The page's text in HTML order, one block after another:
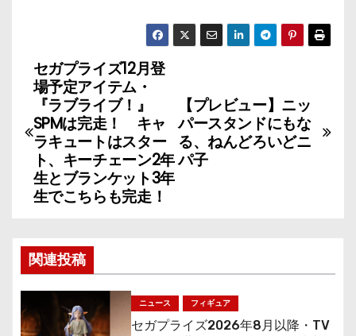
投
稿
ナ
ビ
ゲ
ー
シ
ョ
【プレビュー】ニッ
パースタンドにもな
る、ねんどろいどニ
パ子
セガプライズ12月登
場予定アイテム・
『ラブライブ！』
SPMは完走！ キャ
ラキュートはスター
ト、キーチェーン2年
生とブランケット3年
生でこちらも完走！
関連投稿
ニュース フィギュア
セガプライズ2026年8月以降・TV